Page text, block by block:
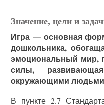
Значение, цели и
Игра — основная
дошкольника,
эмоциональный мир,
силы,
окружающими
В пункте 2.7